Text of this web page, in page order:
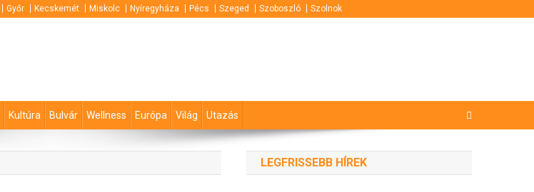
Győr Kecskemét Miskolc Nyíregyháza Pécs Szeged Szoboszló Szolnok
Kultúra Bulvár Wellness Európa Világ Utazás
LEGFRISSEBB HÍREK